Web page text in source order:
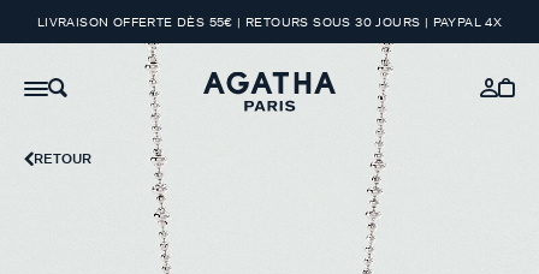
LIVRAISON OFFERTE DÈS 55€ | RETOURS SOUS 30 JOURS | PAYPAL 4X
RETOUR